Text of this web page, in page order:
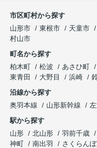
市区町村から探す
山形市
東根市 天童市
村山市
町名から探す
柏木町
松波 あさひ町
東青田
大野目 浜崎
沿線から探す
奥羽本線
山形新幹線
駅から探す
山形
北山形 羽前千歳
神町
南出羽 さくらん